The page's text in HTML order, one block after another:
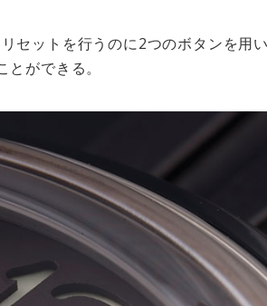
セットを行うのに2つのボタンを用
ができる。